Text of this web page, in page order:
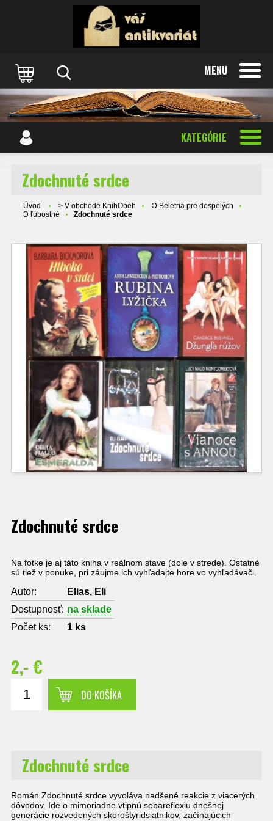
MENU
KATEGÓRIE
Zdochnuté srdce
Úvod > V obchode KnihObeh
Ɔ Beletria pre dospelých
Ɔ ľúbostné
Zdochnuté srdce
Zdochnuté srdce
Na fotke je aj táto kniha v reálnom stave (dole v strede). Ostatné
sú tiež v ponuke, pri záujme ich vyhľadajte hore vo vyhľadávači.
Autor:
Elias, Eli
Dostupnosť: na sklade
Počet ks:
1 ks
2,- €
DO KOŠÍKA
Zdochnuté srdce
Román Zdochnuté srdce vyvoláva nadšené reakcie z viacerých
dôvodov. Ide o mimoriadne vtipnú sebareflexiu dnešnej
generácie rozvedených skoroštyridsiatnikov, začínajúcich